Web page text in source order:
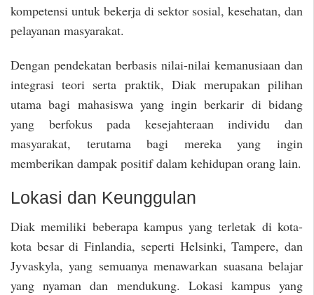
kompetensi untuk bekerja di sektor sosial, kesehatan, dan
pelayanan masyarakat.
Dengan pendekatan berbasis nilai-nilai kemanusiaan dan
integrasi teori serta praktik, Diak merupakan pilihan
utama bagi mahasiswa yang ingin berkarir di bidang
yang berfokus pada kesejahteraan individu dan
masyarakat, terutama bagi mereka yang ingin
memberikan dampak positif dalam kehidupan orang lain.
Lokasi dan Keunggulan
Diak memiliki beberapa kampus yang terletak di kota-
kota besar di Finlandia, seperti Helsinki, Tampere, dan
Jyvaskyla, yang semuanya menawarkan suasana belajar
yang nyaman dan mendukung. Lokasi kampus yang